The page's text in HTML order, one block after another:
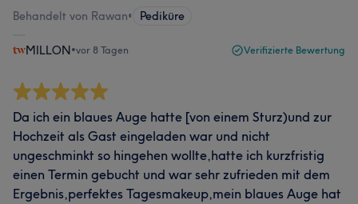
Behandelt von Rawan• Pediküre
MILLON•vor 8 Tagen Verifizierte Bewertung
Da ich ein blaues Auge hatte [von einem Sturz)und zur
Hochzeit als Gast eingeladen war und nicht
ungeschminkt so hingehen wollte,hatte ich kurzfristig
einen Termin gebucht und war sehr zufrieden mit dem
Ergebnis,perfektes Tagesmakeup,mein blaues Auge hat